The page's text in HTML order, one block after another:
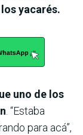
yacarés.
uno de los
. “Estaba
para acá”,